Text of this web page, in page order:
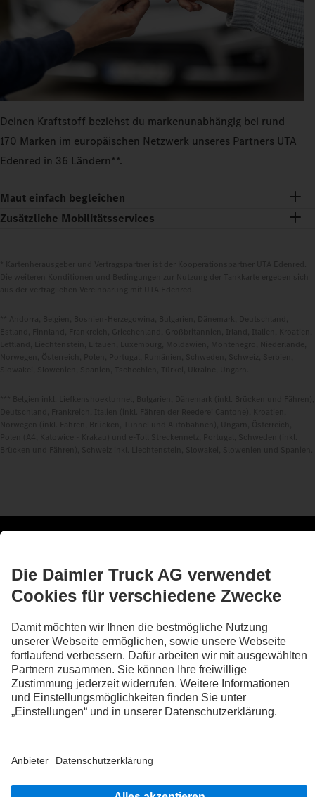
Deinen Kraftstoff beziehst du markenunabhängig bei rund
170 Marken im europäischen Netzwerk unseres Partners UTA
Edenred in 36 Ländern**.
Maut einfach begleichen
Zusätzliche Mobilitätsservices
Technische Daten